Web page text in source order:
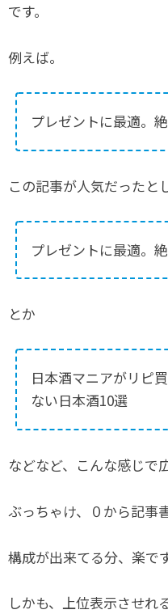
です。
例えば。
プレゼントに最適。
この記事が人気だったと
プレゼントに最適。
とか
日本酒マニアがリピ
ない日本酒10選
などなど、こんな感じで
ぶっちゃけ、０から記事
構成が出来てる分、楽です
しかも、上位表示させれ